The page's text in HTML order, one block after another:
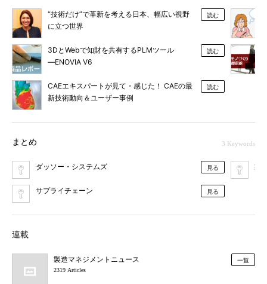
“技術だけ”で革新を考える日本、幅広い視野
に立つ世界
読む
3DとWebで知財を共有するPLMツール
―ENOVIA V6
読む
CAEエキスパートが見て・感じた！ CAEの最
新技術動向＆ユーザー事例
読む
まとめ 3 Keywords
ダッソー・システムズ 見る
サプライチェーン 見る
製
連載
製造マネジメントニュース
2319 Articles
一覧